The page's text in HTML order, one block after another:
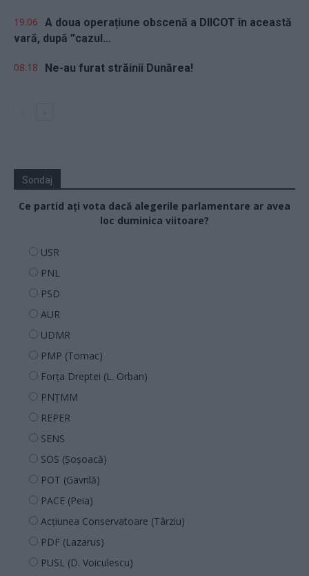
19.06 A doua operațiune obscenă a DIICOT în această
vară, după ”cazul...
08.18 Ne-au furat străinii Dunărea!
Sondaj
Ce partid ați vota dacă alegerile parlamentare ar avea
loc duminica viitoare?
USR
PNL
PSD
AUR
UDMR
PMP (Tomac)
Forța Dreptei (L. Orban)
PNȚMM
REPER
SENS
SOS (Șoșoacă)
POT (Gavrilă)
PACE (Peia)
Acțiunea Conservatoare (Târziu)
PDF (Lazarus)
PUSL (D. Voiculescu)